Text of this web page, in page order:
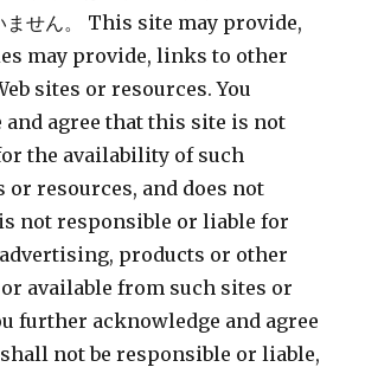
ません。 This site may provide,
may provide, links to other
sites or resources. You
and agree that this site is not
the availability of such
or resources, and does not
not responsible or liable for
products or other
available from such sites or
further acknowledge and agree
not be responsible or liable,